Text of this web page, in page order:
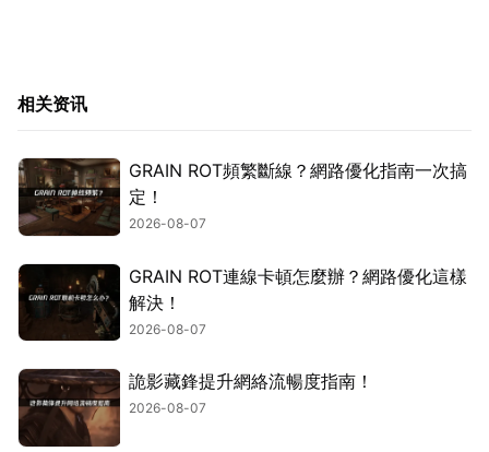
相关资讯
GRAIN ROT頻繁斷線？網路優化指南一次搞
定！
2026-08-07
GRAIN ROT連線卡頓怎麼辦？網路優化這樣
解決！
2026-08-07
詭影藏鋒提升網絡流暢度指南！
2026-08-07